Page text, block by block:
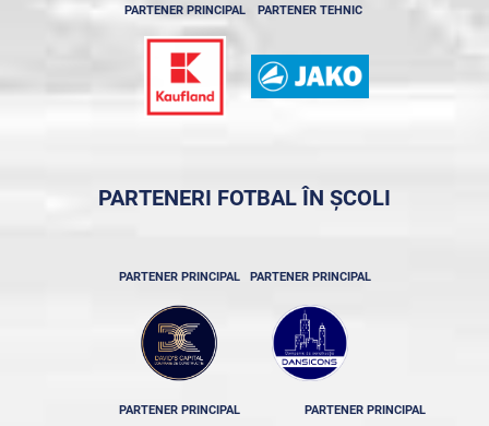
PARTENER PRINCIPAL PARTENER TEHNIC
PARTENERI FOTBAL ÎN ȘCOLI
PARTENER PRINCIPAL PARTENER PRINCIPAL
PARTENER PRINCIPAL PARTENER PRINCIPAL